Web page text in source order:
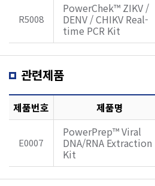
R5008
PowerChek™ ZIKV /
DENV / CHIKV Real-
time PCR Kit
관련제품
제품번호 제품명
E0007
PowerPrep™ Viral
DNA/RNA Extraction
Kit